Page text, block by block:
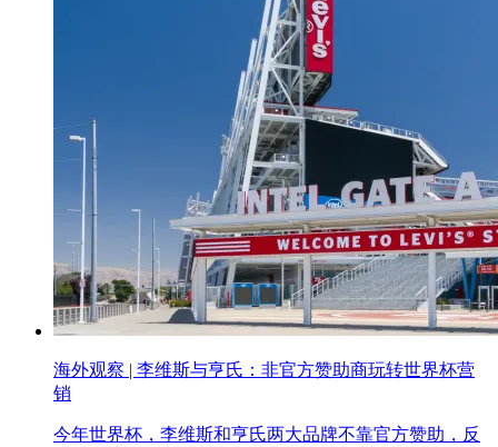
海外观察 | 李维斯与亨氏：非官方赞助商玩转世界杯营
销
今年世界杯，李维斯和亨氏两大品牌不靠官方赞助，反